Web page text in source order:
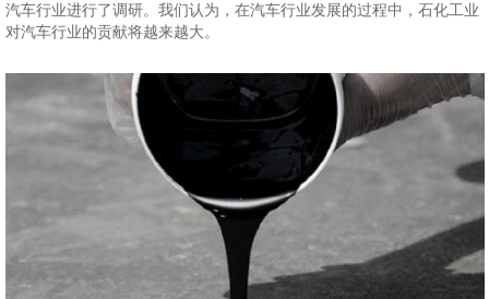
汽车行业进行了调研。我们认为，在汽车行业发展的过程中，石化工业
对汽车行业的贡献将越来越大。